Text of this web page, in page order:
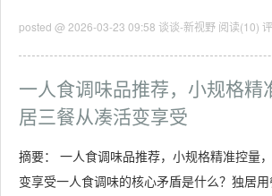
posted @ 2026-03-23 09:58 谈谈-新视野 阅读(10)
一人食调味品推荐，小规格精
居三餐从凑活变享受
摘要： 一人食调味品推荐，小规格精准控量
变享受一人食调味的核心矛盾是什么？独居